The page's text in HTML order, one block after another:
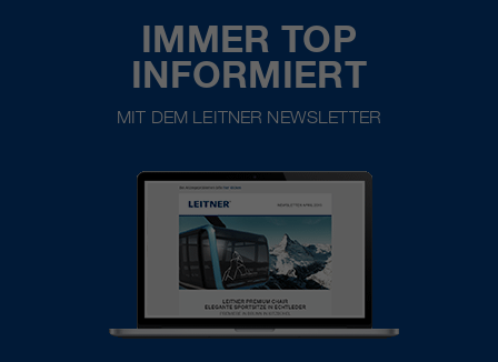
IMMER TOP
INFORMIERT
MIT DEM LEITNER NEWSLETTER